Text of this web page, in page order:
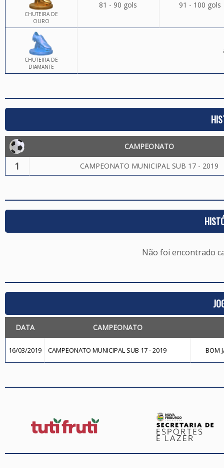
CHUTEIRA DE
OURO
81 - 90 gols 91 - 100 gols
CHUTEIRA DE
DIAMANTE
CAMPEONATO
1 CAMPEONATO MUNICIPAL SUB 17 - 2019
Não foi encontrado
DATA CAMPEONATO
16/03/2019 CAMPEONATO MUNICIPAL SUB 17 - 2019 BOM